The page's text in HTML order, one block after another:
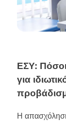
ΕΣΥ: Πόσοι
για
Η